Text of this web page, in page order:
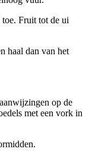
toe. Fruit tot de ui
haal dan van het
op de
met een vork in